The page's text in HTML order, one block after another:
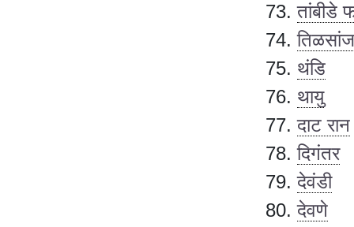
तांबीडे
तिळसांज
थंडि
थायु
दाट रान
दिगंतर
देवंडी
देवणे